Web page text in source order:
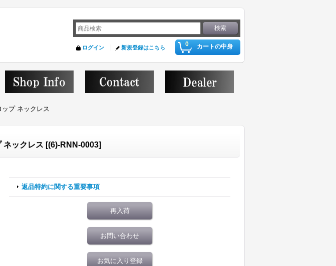
0 カートの中身
ログイン 新規登録はこちら
プ ネックレス
ネックレス [(6)-RNN-0003]
返品特約に関する重要事項
再入荷
お問い合わせ
お気に入り登録